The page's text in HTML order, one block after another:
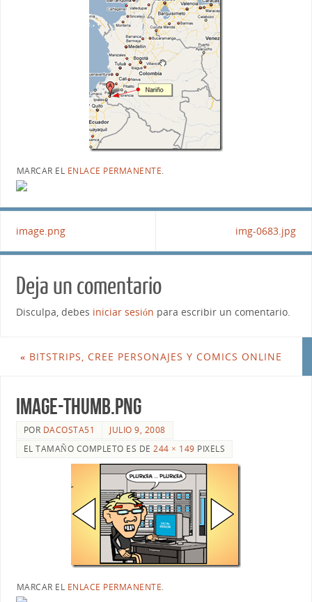
MARCAR EL ENLACE PERMANENTE.
image.png img-0683.jpg
Deja un comentario
Disculpa, debes iniciar sesión para escribir un comentario.
« BITSTRIPS, CREE PERSONAJES Y COMICS ONLINE
image-thumb.png
POR DACOSTA51
JULIO 9, 2008
EL TAMAÑO COMPLETO ES DE244 × 149 PIXELS
MARCAR EL ENLACE PERMANENTE.